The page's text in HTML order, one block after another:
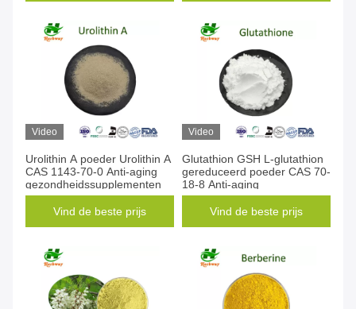
Video
Urolithin A poeder Urolithin A
CAS 1143-70-0 Anti-aging
gezondheidssupplementen
Vind de beste prijs
Video
Glutathion GSH L-glutathion
gereduceerd poeder CAS 70-
18-8 Anti-aging
Vind de beste prijs